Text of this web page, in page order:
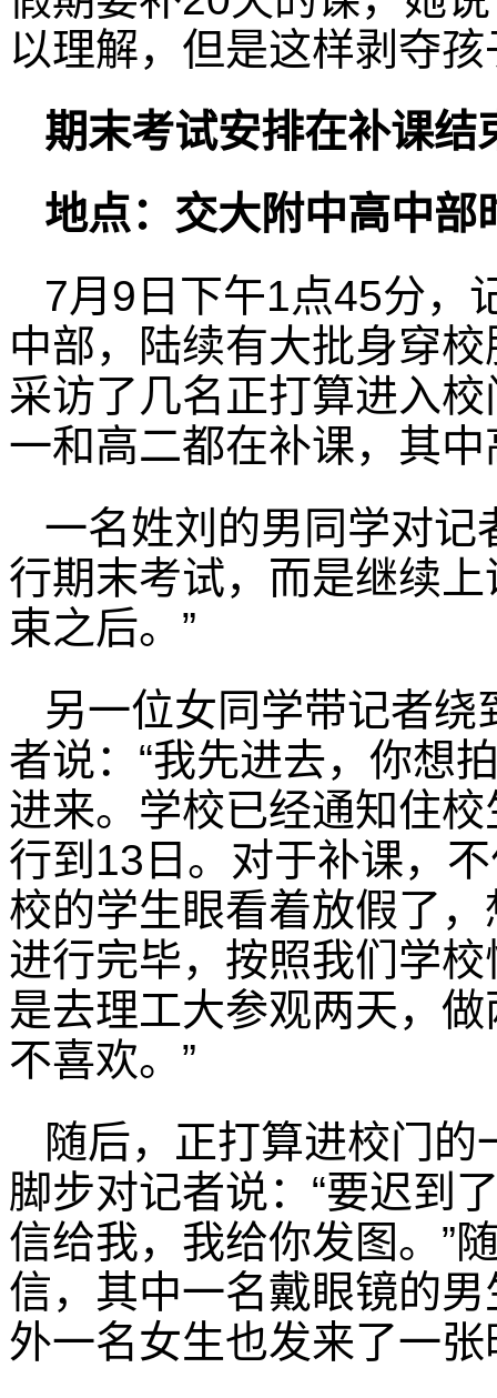
以理解，但是这样剥夺
期末考试安排在补课结
地点：交大附中高中
7月9日下午1点45分，
中部，陆续有大批身穿
采访了几名正打算进入
一和高二都在补课，其
一名姓刘的男同学对记
行期末考试，而是继续
束之后。”
另一位女同学带记者
者说：“我先进去，你想
进来。学校已经通知住
行到13日。对于补课，
校的学生眼看着放假了
进行完毕，按照我们学
是去理工大参观两天，
不喜欢。”
随后，正打算进校门
脚步对记者说：“要迟到
信给我，我给你发图。”
信，其中一名戴眼镜的
外一名女生也发来了一